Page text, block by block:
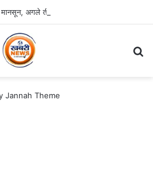
अगले तीन दिन भारी बारिश का अलर्ट